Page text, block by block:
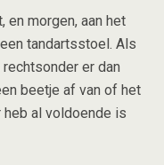
en morgen, aan het
tandartsstoel. Als
er dan
beetje af van of het
al voldoende is